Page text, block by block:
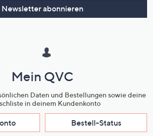
Newsletter abonnieren
Mein QVC
Daten und Bestellungen sowie deine
in deinem Kundenkonto
Bestell-Status